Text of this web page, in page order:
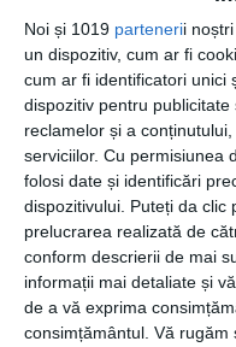
Noi și 1019 partenerii
un dispozitiv, cum ar fi
cum ar fi identificatori unici
dispozitiv pentru
reclamelor și a
serviciilor. Cu permisiunea
folosi date și identificări
dispozitivului. Puteți da clic
prelucrarea realizată de
conform descrierii de mai
informații mai detaliate și
de a vă exprima
consimțământul. Vă rugăm
astfel la 8 magazine în
și o creștere a
unul dintre cele mai
modele fiind bicicleta
bun sistem de pliere
CATEGORII
COMUNICATE